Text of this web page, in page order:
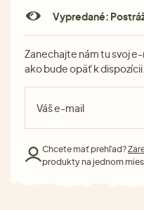
Vypredané:
Zanechajte nám tu svoj
ako bude opäť k dispozícii.
Chcete mať prehľad?
produkty na jednom